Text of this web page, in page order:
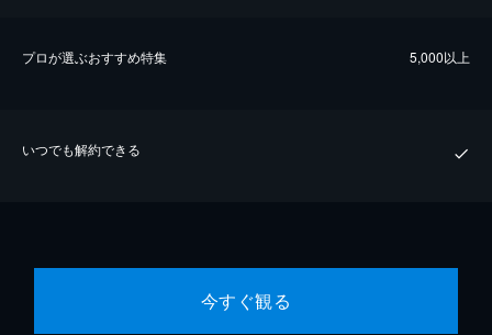
プロが選ぶおすすめ特集 5,000以上
いつでも解約できる
今すぐ観る